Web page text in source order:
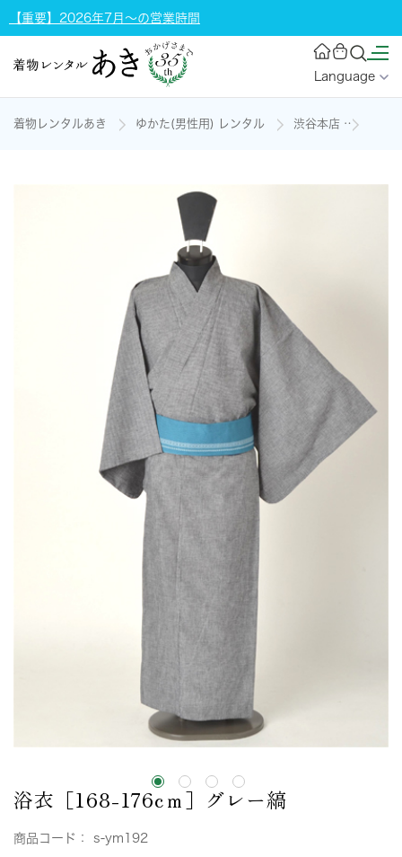
【重要】2026年7月～の営業時間
Language
着物レンタルあき ゆかた(男性用) レンタル 渋谷本店
浴衣［168-176cｍ］グレー縞
商品コード： s-ym192